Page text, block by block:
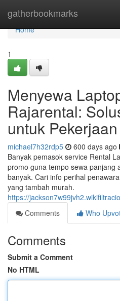
gatherbookmarks
Home
Home
1
Menyewa
Rajarental:
untuk
michael7h32rdp5 600 days ago
Banyak pemasok service Rental
promo guna tempo sewa panjang
banyak. Cari info perihal
yang tambah murah.
https://
Comments
Who
Comments
Submit a Comment
No HTML